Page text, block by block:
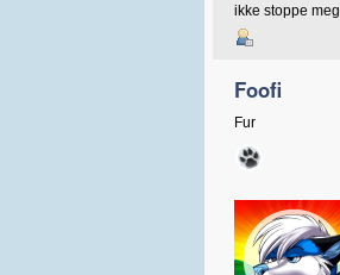
ikke stoppe meg.
Foofi
Fur